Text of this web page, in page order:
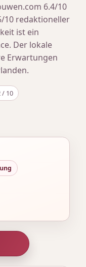
6.4/10
10 redaktioneller
ist ein
Der lokale
Erwartungen
/ 10